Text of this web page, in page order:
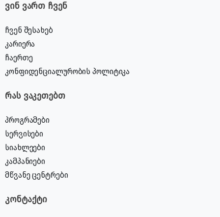
ვინ ვართ ჩვენ
ჩვენ შესახებ
კარიერა
ჩაერთე
კონფიდენციალურობის პოლიტიკა
რას ვაკეთებთ
პროგრამები
სერვისები
სიახლეები
კამპანიები
მწვანე ცენტრები
კონტაქტი